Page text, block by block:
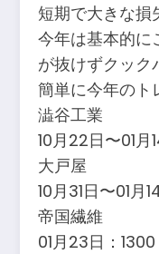
短期で大きな損
今年は基本的に
が抜けずクック
簡単に今年のト
澁谷工業
10月22日〜01
大戸屋
10月31日〜01
帝国繊維
01月23日：1300